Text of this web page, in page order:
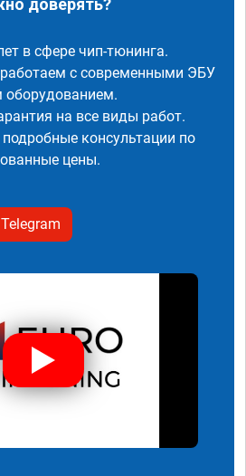
доверять?
в сфере чип-тюнинга.
с современными ЭБУ
оборудованием.
на все виды работ.
консультации по
цены.
Telegram